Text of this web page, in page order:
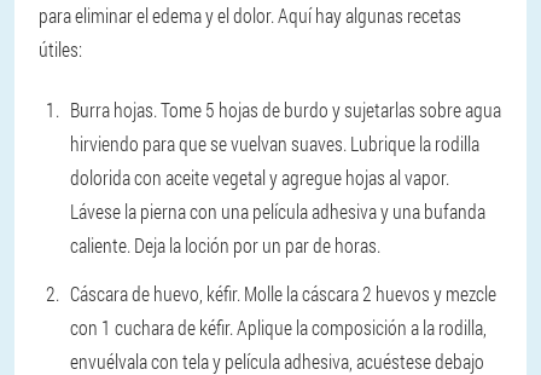
para eliminar el edema y el dolor. Aquí hay algunas recetas
útiles:
Burra hojas.Tome 5 hojas de burdo y sujetarlas sobre agua
hirviendo para que se vuelvan suaves. Lubrique la rodilla
dolorida con aceite vegetal y agregue hojas al vapor.
Lávese la pierna con una película adhesiva y una bufanda
caliente. Deja la loción por un par de horas.
Cáscara de huevo, kéfir. Molle la cáscara 2 huevos y mezcle
con 1 cuchara de kéfir. Aplique la composición a la rodilla,
envuélvala con tela y película adhesiva, acuéstese debajo